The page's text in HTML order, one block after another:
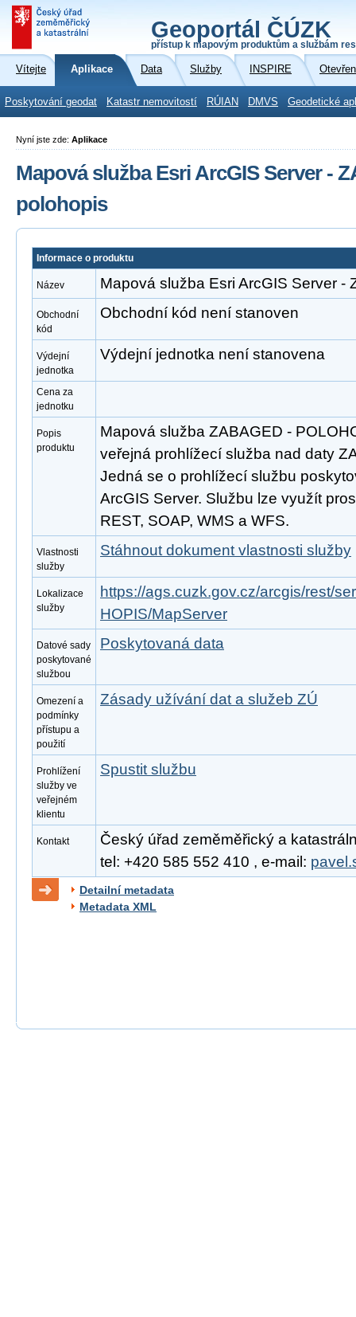
Geoportál ČÚZK
přístup k mapovým produktům a službám
Vítejte Aplikace Data Služby INSPIRE
Poskytování geodat Katastr nemovitostí RÚIAN DMVS Geodetické
Nyní jste zde: Aplikace
Mapová služba Esri ArcGIS Server -
polohopis
Informace o produktu
Název Mapová služba Esri ArcGIS Server -
Obchodní
kód
Obchodní kód není stanoven
Výdejní
jednotka
Výdejní jednotka není stanovena
Cena za
jednotku
Popis
produktu
Mapová služba ZABAGED -
veřejná prohlížecí služba nad daty
Jedná se o prohlížecí službu
ArcGIS Server. Službu lze využít
REST, SOAP, WMS a WFS.
Vlastnosti
služby
Stáhnout dokument vlastnosti služby
Lokalizace
služby
https://ags.cuzk.gov.cz/arcgis/rest/
HOPIS/MapServer
Datové sady
poskytované
službou
Poskytovaná data
Omezení a
podmínky
přístupu a
použití
Zásady užívání dat a služeb ZÚ
Prohlížení
služby ve
veřejném
klientu
Spustit službu
Kontakt
Český úřad zeměměřický a
tel: +420 585 552 410 , e-mail:
Detailní metadata
Metadata XML